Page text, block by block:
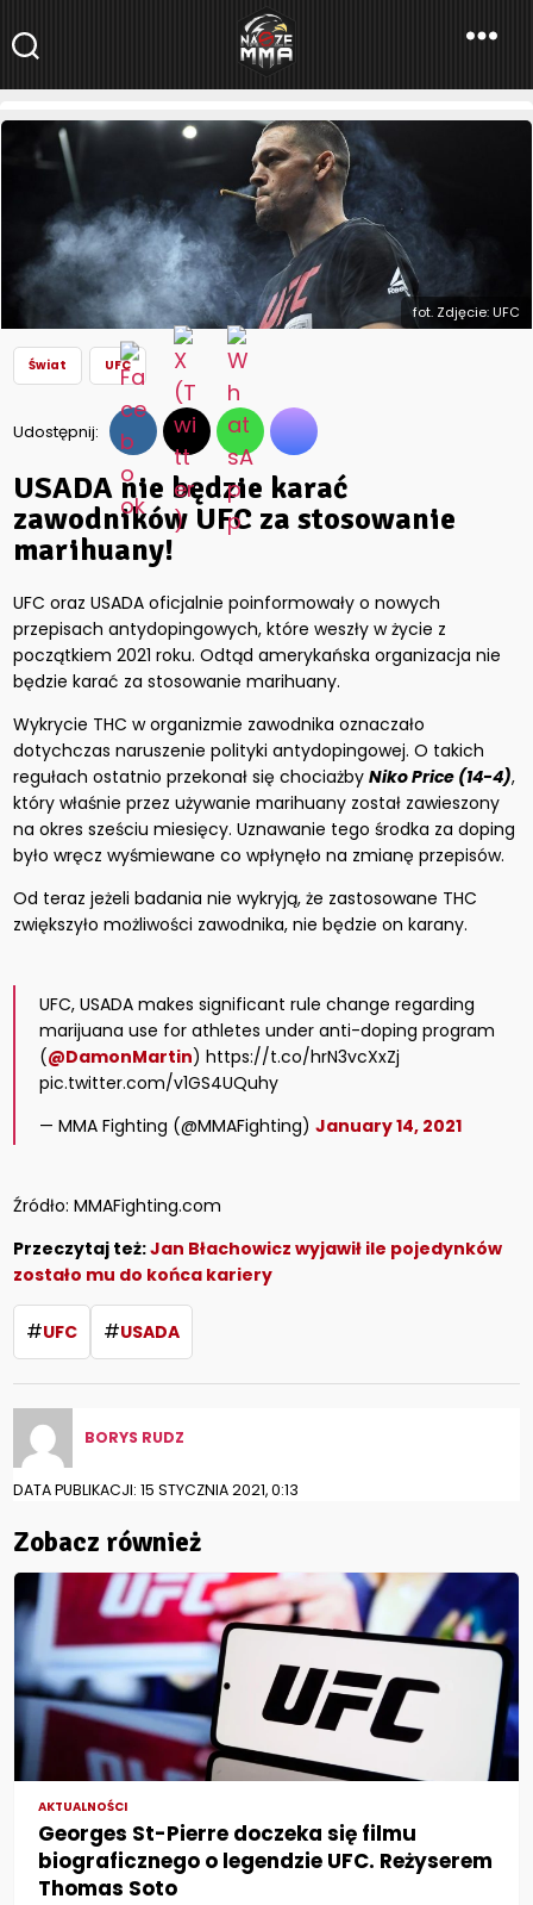
NaszeMMA
NaszeMMA.pl»Aktualności»Świat»UFC»USADA nie będzie karać
zawodników UFC za stosowanie marihuany!
fot. Zdjęcie: UFC
Świat UFC
Udostępnij:
USADA nie będzie karać
zawodników UFC za stosowanie
marihuany!
UFC oraz USADA oficjalnie poinformowały o nowych
przepisach antydopingowych, które weszły w życie z
początkiem 2021 roku. Odtąd amerykańska organizacja nie
będzie karać za stosowanie marihuany.
Wykrycie THC w organizmie zawodnika oznaczało
dotychczas naruszenie polityki antydopingowej. O takich
regułach ostatnio przekonał się chociażbyNiko Price (14-4),
który właśnie przez używanie marihuany został zawieszony
na okres sześciu miesięcy. Uznawanie tego środka za doping
było wręcz wyśmiewane co wpłynęło na zmianę przepisów.
Od teraz jeżeli badania nie wykryją, że zastosowane THC
zwiększyło możliwości zawodnika, nie będzie on karany.
UFC, USADA makes significant rule change regarding
marijuana use for athletes under anti-doping program
(@DamonMartin) https://t.co/hrN3vcXxZj
pic.twitter.com/v1GS4UQuhy
— MMA Fighting (@MMAFighting)January 14, 2021
Źródło: MMAFighting.com
Przeczytaj też:Jan Błachowicz wyjawił ile pojedynków
zostało mu do końca kariery
#UFC #USADA
BORYS RUDZ
DATA PUBLIKACJI: 15 STYCZNIA 2021, 0:13
Zobacz również
AKTUALNOŚCI
Georges St-Pierre doczeka się filmu
biograficznego o legendzie UFC. Reżyserem
Thomas Soto